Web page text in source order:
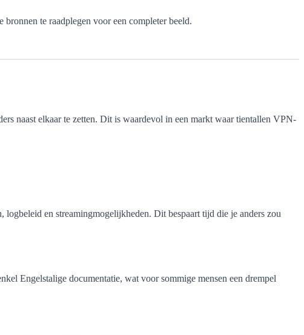
te raadplegen voor een completer beeld.
naast elkaar te zetten. Dit is waardevol in een markt waar tientallen VPN-
en streamingmogelijkheden. Dit bespaart tijd die je anders zou
Engelstalige documentatie, wat voor sommige mensen een drempel